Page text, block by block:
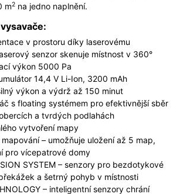
m2 na jedno naplnění.
v prostoru díky laserovému
senzor skenuje místnost v 360°
výkon 5000 Pa
14,4 V Li-Ion, 3200 mAh
výkon a výdrž až 150 minut
s floating systémem pro efektivnější sběr
a tvrdých podlahách
vytvoření mapy
– umožňuje uložení až 5 map,
pro vícepatrové domy
SYSTEM – senzory pro bezdotykové
a šetrný pohyb v místnosti
– inteligentní senzory chrání